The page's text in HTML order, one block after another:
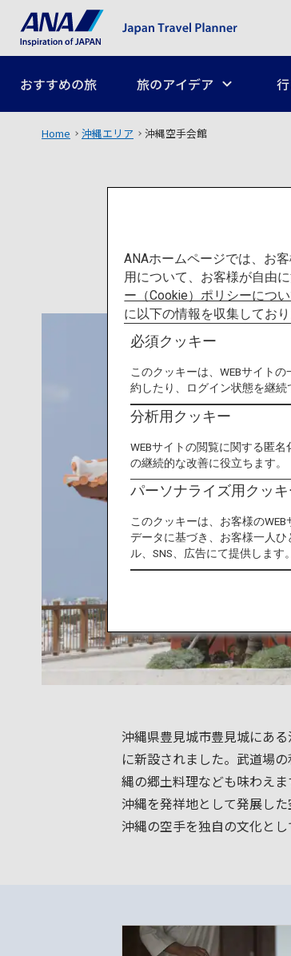
おすすめの旅 旅のアイデア
Home 沖縄エリア 沖縄空手会館
沖縄県豊見城市豊見城にあ
に新設されました。武道場
縄の郷土料理なども味わえま
沖縄を発祥地として発展し
沖縄の空手を独自の文化と
ANAホームページでは、お
用について、お客様が自由
ー（Cookie）ポリシーにつ
に以下の情報を収集しており
必須クッキー
このクッキーは、WEBサイト
約したり、ログイン状態を継続
分析用クッキー
WEBサイトの閲覧に関する匿
の継続的な改善に役立ちます。
パーソナライズ用クッキ
このクッキーは、お客様の
データに基づき、お客様一人
ル、SNS、広告にて提供します。